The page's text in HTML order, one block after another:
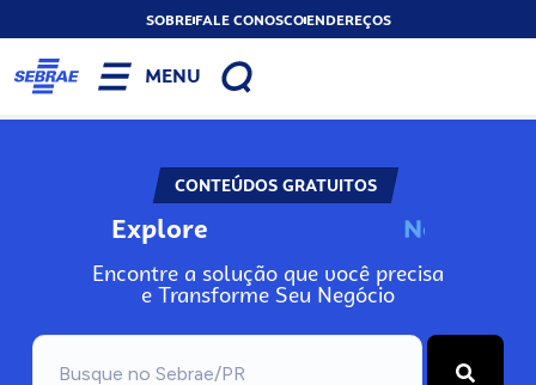
SOBREFALE CONOSCOENDEREÇOS
MENU
CONTEÚDOS GRATUITOS
Explore No
Encontre a solução que você precisa
e Transforme Seu Negócio